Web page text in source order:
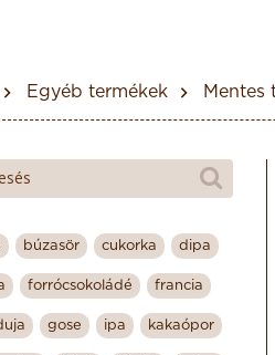
Egyéb termékek Mentes
búzasör cukorka dipa
forrócsokoládé francia
gose ipa kakaópor